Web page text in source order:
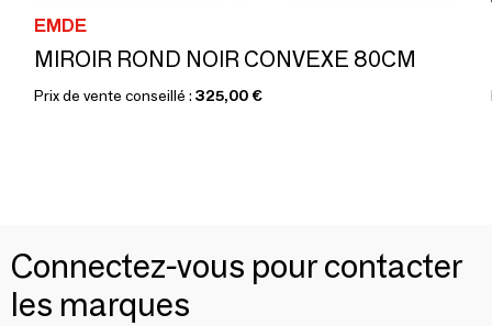
EMDE
MIROIR ROND NOIR CONVEXE 80CM
Prix de vente conseillé : 325,00 €
Connectez-vous pour contacter
les marques